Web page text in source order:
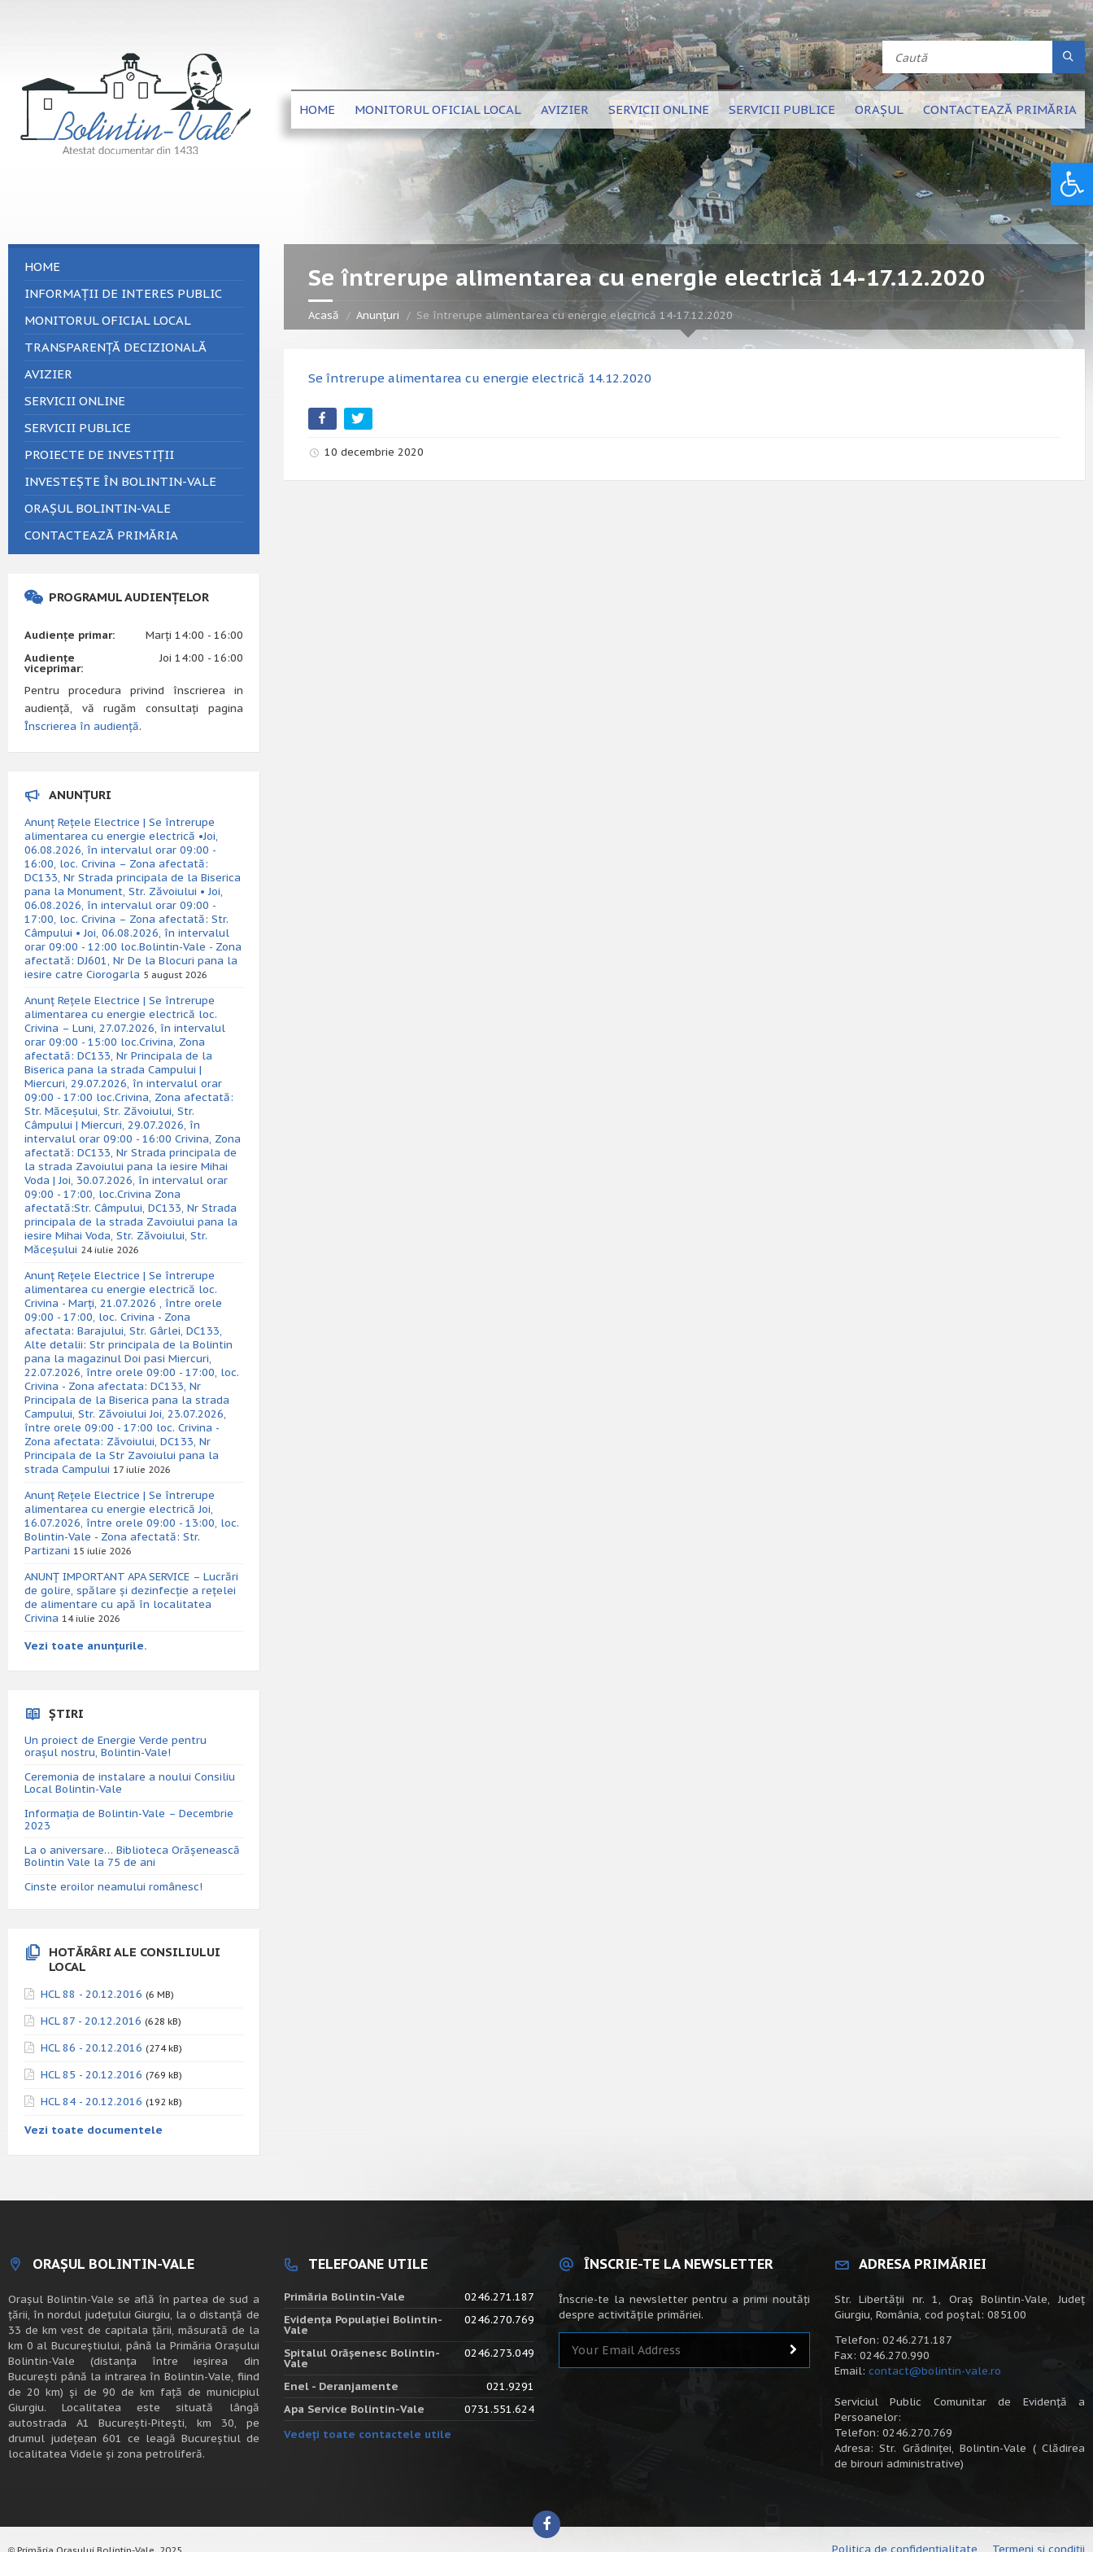
HOME MONITORUL OFICIAL LOCAL AVIZIER SERVICII ONLINE SERVICII PUBLICE ORAȘUL CONTACTEAZĂ PRIMĂRIA
Se întrerupe alimentarea cu energie electrică 14-17.12.2020
Acasă Anunțuri Se întrerupe alimentarea cu energie electrică 14-17.12.2020
Se întrerupe alimentarea cu energie electrică 14.12.2020
10 decembrie 2020
HOME
INFORMAȚII DE INTERES PUBLIC
MONITORUL OFICIAL LOCAL
TRANSPARENȚĂ DECIZIONALĂ
AVIZIER
SERVICII ONLINE
SERVICII PUBLICE
PROIECTE DE INVESTIȚII
INVESTEȘTE ÎN BOLINTIN-VALE
ORAȘUL BOLINTIN-VALE
CONTACTEAZĂ PRIMĂRIA
PROGRAMUL AUDIENȚELOR
Audiențe primar:
Marți 14:00 - 16:00
Audiențe
viceprimar:
Joi 14:00 - 16:00
Pentru procedura privind înscrierea in
audiență, vă rugăm consultați pagina
Înscrierea în audiență.
ANUNȚURI
Anunț Rețele Electrice | Se întrerupe
alimentarea cu energie electrică •Joi,
06.08.2026, în intervalul orar 09:00 -
16:00, loc. Crivina – Zona afectată:
DC133, Nr Strada principala de la Biserica
pana la Monument, Str. Zăvoiului • Joi,
06.08.2026, în intervalul orar 09:00 -
17:00, loc. Crivina – Zona afectată: Str.
Câmpului • Joi, 06.08.2026, în intervalul
orar 09:00 - 12:00 loc.Bolintin-Vale - Zona
afectată: DJ601, Nr De la Blocuri pana la
iesire catre Ciorogarla 5 august 2026
Anunț Rețele Electrice | Se întrerupe
alimentarea cu energie electrică loc.
Crivina – Luni, 27.07.2026, în intervalul
orar 09:00 - 15:00 loc.Crivina, Zona
afectată: DC133, Nr Principala de la
Biserica pana la strada Campului |
Miercuri, 29.07.2026, în intervalul orar
09:00 - 17:00 loc.Crivina, Zona afectată:
Str. Măceșului, Str. Zăvoiului, Str.
Câmpului | Miercuri, 29.07.2026, în
intervalul orar 09:00 - 16:00 Crivina, Zona
afectată: DC133, Nr Strada principala de
la strada Zavoiului pana la iesire Mihai
Voda | Joi, 30.07.2026, în intervalul orar
09:00 - 17:00, loc.Crivina Zona
afectată:Str. Câmpului, DC133, Nr Strada
principala de la strada Zavoiului pana la
iesire Mihai Voda, Str. Zăvoiului, Str.
Măceșului 24 iulie 2026
Anunț Rețele Electrice | Se întrerupe
alimentarea cu energie electrică loc.
Crivina - Marți, 21.07.2026 , între orele
09:00 - 17:00, loc. Crivina - Zona
afectata: Barajului, Str. Gârlei, DC133,
Alte detalii: Str principala de la Bolintin
pana la magazinul Doi pasi Miercuri,
22.07.2026, între orele 09:00 - 17:00, loc.
Crivina - Zona afectata: DC133, Nr
Principala de la Biserica pana la strada
Campului, Str. Zăvoiului Joi, 23.07.2026,
între orele 09:00 - 17:00 loc. Crivina -
Zona afectata: Zăvoiului, DC133, Nr
Principala de la Str Zavoiului pana la
strada Campului 17 iulie 2026
Anunț Rețele Electrice | Se întrerupe
alimentarea cu energie electrică Joi,
16.07.2026, între orele 09:00 - 13:00, loc.
Bolintin-Vale - Zona afectată: Str.
Partizani 15 iulie 2026
ANUNȚ IMPORTANT APA SERVICE – Lucrări
de golire, spălare și dezinfecție a rețelei
de alimentare cu apă în localitatea
Crivina 14 iulie 2026
Vezi toate anunțurile.
ȘTIRI
Un proiect de Energie Verde pentru
orașul nostru, Bolintin-Vale!
Ceremonia de instalare a noului Consiliu
Local Bolintin-Vale
Informația de Bolintin-Vale – Decembrie
2023
La o aniversare… Biblioteca Orăşenească
Bolintin Vale la 75 de ani
Cinste eroilor neamului românesc!
HOTĂRÂRI ALE CONSILIULUI
LOCAL
HCL 88 - 20.12.2016 (6 MB)
HCL 87 - 20.12.2016 (628 kB)
HCL 86 - 20.12.2016 (274 kB)
HCL 85 - 20.12.2016 (769 kB)
HCL 84 - 20.12.2016 (192 kB)
Vezi toate documentele
ORAȘUL BOLINTIN-VALE
Oraşul Bolintin-Vale se află în partea de sud a
ţării, în nordul judeţului Giurgiu, la o distanţă de
33 de km vest de capitala țării, măsurată de la
km 0 al Bucureștiului, până la Primăria Orașului
Bolintin-Vale (distanța între ieșirea din
București până la intrarea în Bolintin-Vale, fiind
de 20 km) şi de 90 de km faţă de municipiul
Giurgiu. Localitatea este situată lângă
autostrada A1 Bucureşti-Piteşti, km 30, pe
drumul judeţean 601 ce leagă Bucureştiul de
localitatea Videle şi zona petroliferă.
TELEFOANE UTILE
Primăria Bolintin-Vale
0246.271.187
Evidența Populației Bolintin-
Vale
0246.270.769
Spitalul Orășenesc Bolintin-
Vale
0246.273.049
Enel - Deranjamente
021.9291
Apa Service Bolintin-Vale
0731.551.624
Vedeți toate contactele utile
ÎNSCRIE-TE LA NEWSLETTER
Înscrie-te la newsletter pentru a primi noutăți
despre activitățile primăriei.
ADRESA PRIMĂRIEI
Str. Libertății nr. 1, Oraș Bolintin-Vale, Județ
Giurgiu, România, cod poștal: 085100
Telefon: 0246.271.187
Fax: 0246.270.990
Email: contact@bolintin-vale.ro
Serviciul Public Comunitar de Evidență a
Persoanelor:
Telefon: 0246.270.769
Adresa: Str. Grădiniței, Bolintin-Vale ( Clădirea
de birouri administrative)
Politica de confidențialitate Termeni și condiții
Deschide bara de unelte